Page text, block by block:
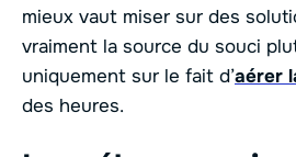
mieux vaut miser sur des
vraiment la source du souci
uniquement sur le fait d’aérer
des heures.